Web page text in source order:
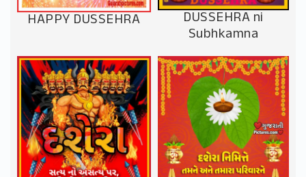
HAPPY DUSSEHRA DUSSEHRA ni
Subhkamna